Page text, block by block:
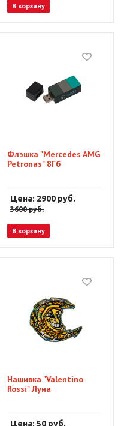
В корзину
Флэшка "Mercedes AMG
Petronas" 8Гб
Цена: 2900 руб.
3600руб.
В корзину
Нашивка "Valentino
Rossi" Луна
Цена: 50 руб.